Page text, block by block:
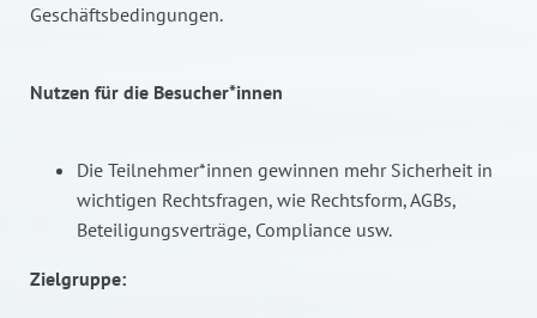
Geschäftsbedingungen.
Nutzen für die Besucher*innen
Die Teilnehmer*innen gewinnen mehr Sicherheit in
wichtigen Rechtsfragen, wie Rechtsform, AGBs,
Beteiligungsverträge, Compliance usw.
Zielgruppe: